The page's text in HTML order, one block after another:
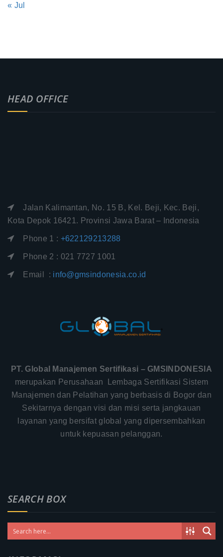
« Jul
HEAD OFFICE
Jalan Kalimantan, No. 15 B, Kel. Beji, Kec. Beji,
Kota Depok 16421. Provinsi Jawa Barat – Indonesia
Phone 1 : +622129213288
Phone 2 : 021 7727 1001
Email : info@gmsindonesia.co.id
PT. Global Manajemen Sertifikasi – GMSINDONESIA
merupakan Perusahaan Lembaga Sertifikasi Sistem
Manajemen dan Pelatihan yang berbasis di Bogor dan
Sekitarnya dengan visi dan misi serta jangkauan
layanan yang bersifat global yang dipersembahkan
untuk kepuasan pelanggan.
SEARCH BOX